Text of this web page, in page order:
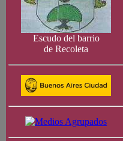
Escudo del barrio
de Recoleta